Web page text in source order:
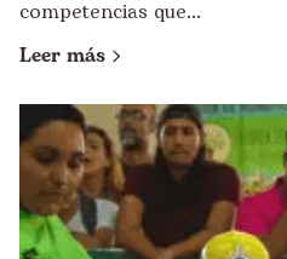
competencias que...
Leer más